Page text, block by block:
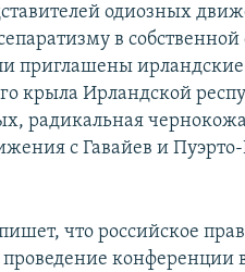
одиозных
в
приглашены
крыла Ирландской
радикальная
с Гавайев и
что российское
конференции